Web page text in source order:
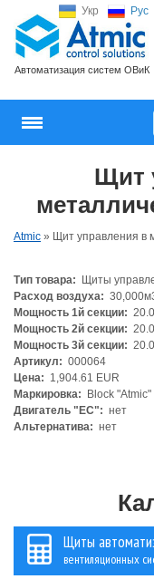
Укр Рус
Автоматизация систем ОВиК
Щит
Atmic » Щит управления в
Тип товара:
Щиты
Расход воздуха:
Мощность 1й секции:
Мощность 2й секции:
Мощность 3й секции:
Артикул: 000064
Цена: 1,904.61 EUR
Маркировка:
Block
Двигатель "ЕС": нет
Альтернатива: нет
Щиты
вентиляционных